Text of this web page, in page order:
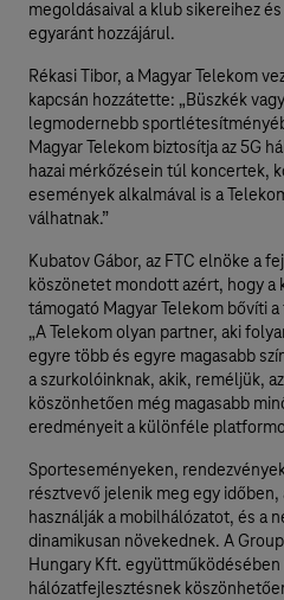
megoldásaival a klub sikereihez
egyaránt hozzájárul.
Rékasi Tibor, a Magyar Telekom
kapcsán hozzátette: „Büszkék
legmodernebb
Magyar Telekom biztosítja az 5G
hazai mérkőzésein túl koncertek,
események alkalmával is a
válhatnak.”
Kubatov Gábor, az FTC elnöke a
köszönetet mondott azért, hogy
támogató Magyar Telekom bővíti
„A Telekom olyan partner, aki
egyre több és egyre magasabb
a szurkolóinknak, akik, reméljük,
köszönhetően még magasabb
eredményeit a különféle
Sporteseményeken,
résztvevő jelenik meg egy
használják a mobilhálózatot, és a
dinamikusan növekednek. A
Hungary Kft.
hálózatfejlesztésnek